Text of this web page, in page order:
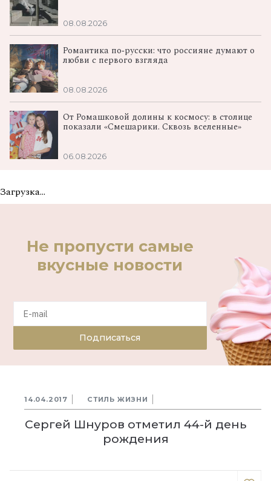
08.08.2026
Романтика по‑русски: что россияне думают о
любви с первого взгляда
08.08.2026
От Ромашковой долины к космосу: в столице
показали «Смешарики. Сквозь вселенные»
06.08.2026
Загрузка...
Не пропусти самые
вкусные новости
Подписаться
14.04.2017 СТИЛЬ ЖИЗНИ
Сергей Шнуров отметил 44-й день
рождения